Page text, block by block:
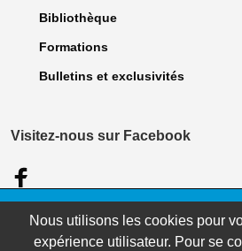
Bibliothèque
Formations
Bulletins et exclusivités
Visitez-nous sur Facebook
Politique de confidentialité| Site réalisé
Nous utilisons les cookies pour
expérience utilisateur. Pour se